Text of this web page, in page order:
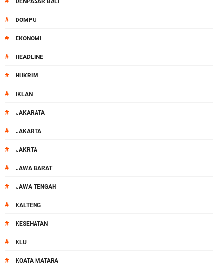
DENPASAR BALI
# DOMPU
# EKONOMI
# HEADLINE
# HUKRIM
# IKLAN
# JAKARATA
# JAKARTA
# JAKRTA
# JAWA BARAT
# JAWA TENGAH
# KALTENG
# KESEHATAN
# KLU
# KOATA MATARA